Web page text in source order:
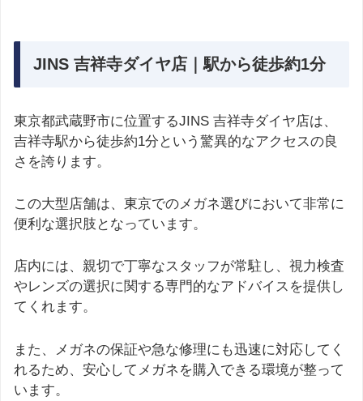
JINS 吉祥寺ダイヤ店｜駅から徒歩約1分
東京都武蔵野市に位置するJINS 吉祥寺ダイヤ店は、
吉祥寺駅から徒歩約1分という驚異的なアクセスの良
さを誇ります。
この大型店舗は、東京でのメガネ選びにおいて非常に
便利な選択肢となっています。
店内には、親切で丁寧なスタッフが常駐し、視力検査
やレンズの選択に関する専門的なアドバイスを提供し
てくれます。
また、メガネの保証や急な修理にも迅速に対応してく
れるため、安心してメガネを購入できる環境が整って
います。